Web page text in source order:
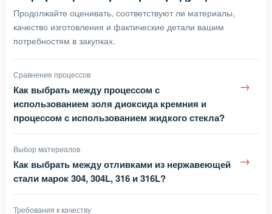
Продолжайте оценивать, соответствуют ли материалы,
качество изготовления и фактические детали вашим
потребностям в закупках.
Сравнение процессов
Как выбрать между процессом с
использованием золя диоксида кремния и
процессом с использованием жидкого стекла?
→
Выбор материалов
Как выбрать между отливками из нержавеющей
стали марок 304, 304L, 316 и 316L?
→
Требования к качеству